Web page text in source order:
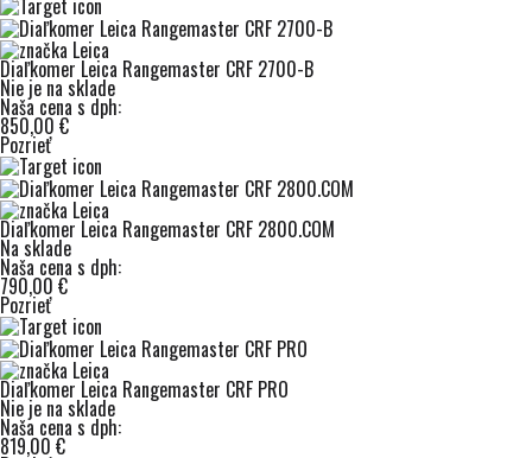
Diaľkomer Leica Rangemaster CRF 2700-B
Nie je na sklade
Naša cena s dph:
850,00 €
Pozrieť
Diaľkomer Leica Rangemaster CRF 2800.COM
Na sklade
Naša cena s dph:
790,00 €
Pozrieť
Diaľkomer Leica Rangemaster CRF PRO
Nie je na sklade
Naša cena s dph:
819,00 €